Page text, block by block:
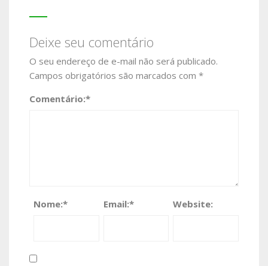
Deixe seu comentário
O seu endereço de e-mail não será publicado.
Campos obrigatórios são marcados com *
Comentário:*
Nome:* Email:* Website: